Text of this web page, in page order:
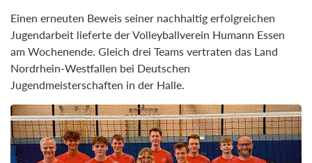
Einen erneuten Beweis seiner nachhaltig erfolgreichen
Jugendarbeit lieferte der Volleyballverein Humann Essen
am Wochenende. Gleich drei Teams vertraten das Land
Nordrhein-Westfallen bei Deutschen
Jugendmeisterschaften in der Halle.